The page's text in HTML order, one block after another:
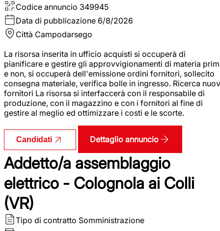
Codice annuncio 349945
Data di pubblicazione 6/8/2026
Città Campodarsego
La risorsa inserita in ufficio acquisti si occuperà di
pianificare e gestire gli approvvigionamenti di materia
e non, si occuperà dell'emissione ordini fornitori, sollecito
consegna materiale, verifica bolle in ingresso. Ricerca
fornitori La risorsa si interfaccerà con il responsabile di
produzione, con il magazzino e con i fornitori al fine di
gestire al meglio ed ottimizzare i costi e le scorte.
Candidati Dettaglio annuncio
Addetto/a assemblaggio
elettrico - Colognola ai Colli
(VR)
Tipo di contratto Somministrazione